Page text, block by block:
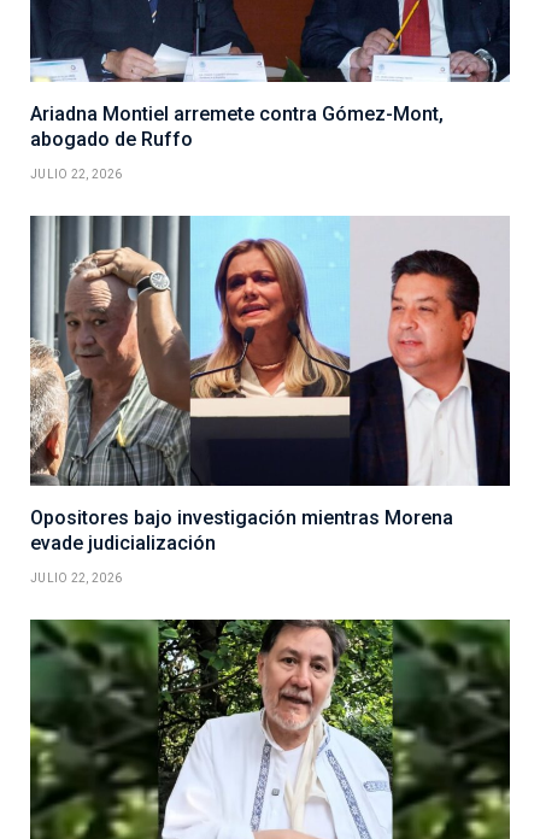
Ariadna Montiel arremete contra Gómez-Mont,
abogado de Ruffo
JULIO 22, 2026
Opositores bajo investigación mientras Morena
evade judicialización
JULIO 22, 2026